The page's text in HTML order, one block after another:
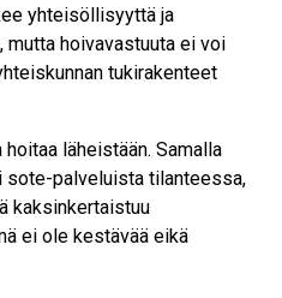
yhteisöllisyyttä ja
hoivavastuuta ei voi
tukirakenteet
läheistään. Samalla
sote-palveluista tilanteessa,
kaksinkertaistuu
ei ole kestävää eikä